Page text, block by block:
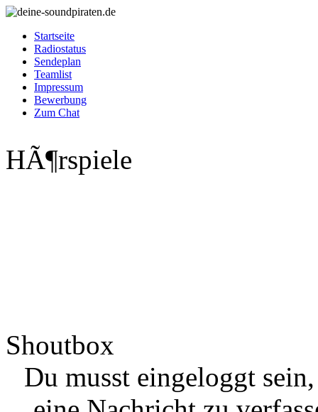
Startseite
Radiostatus
Sendeplan
Teamlist
Impressum
Bewerbung
Zum Chat
HÃ¶rspiele
Shoutbox
Du musst eingeloggt